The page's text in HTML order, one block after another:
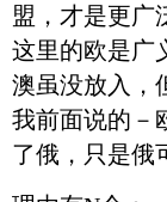
盟，才是更广
这里的欧是广
澳虽没放入，
我前面说的－
了俄，只是俄